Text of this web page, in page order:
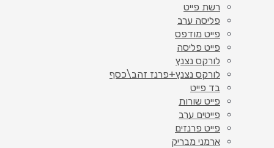
רשת פייט
פליסה ערב
פייט מודפס
פייט פליסה
לורקס נצנץ
לורקס נצנץ+פרנז זהב\כסף
בד פייט
פייט שורות
פייטים ערב
פייט פרנזים
ארמני מבריק